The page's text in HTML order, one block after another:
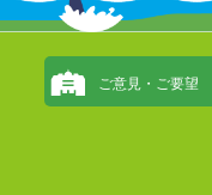
ご意見・ご要望